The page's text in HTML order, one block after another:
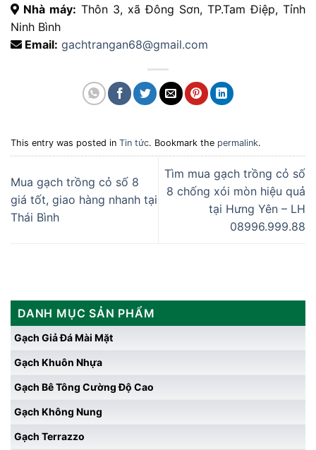
Nhà máy: Thôn 3, xã Đông Sơn, TP.Tam Điệp, Tỉnh
Ninh Bình
Email: gachtrangan68@gmail.com
This entry was posted in Tin tức. Bookmark the permalink.
Mua gạch trồng cỏ số 8
giá tốt, giao hàng nhanh tại
Thái Bình
Tìm mua gạch trồng cỏ số
8 chống xói mòn hiệu quả
tại Hưng Yên – LH
08996.999.88
DANH MỤC SẢN PHẨM
Gạch Giả Đá Mài Mặt
Gạch Khuôn Nhựa
Gạch Bê Tông Cường Độ Cao
Gạch Không Nung
Gạch Terrazzo